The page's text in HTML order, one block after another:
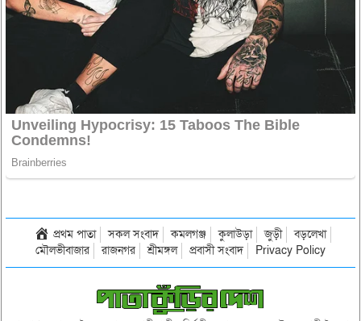
প্রথম পাতা সকল সংবাদ কমলগঞ্জ কুলাউড়া জুড়ী
বড়লেখা
মৌলভীবাজার
রাজনগর শ্রীমঙ্গল প্রবাসী সংবাদ Privacy Policy